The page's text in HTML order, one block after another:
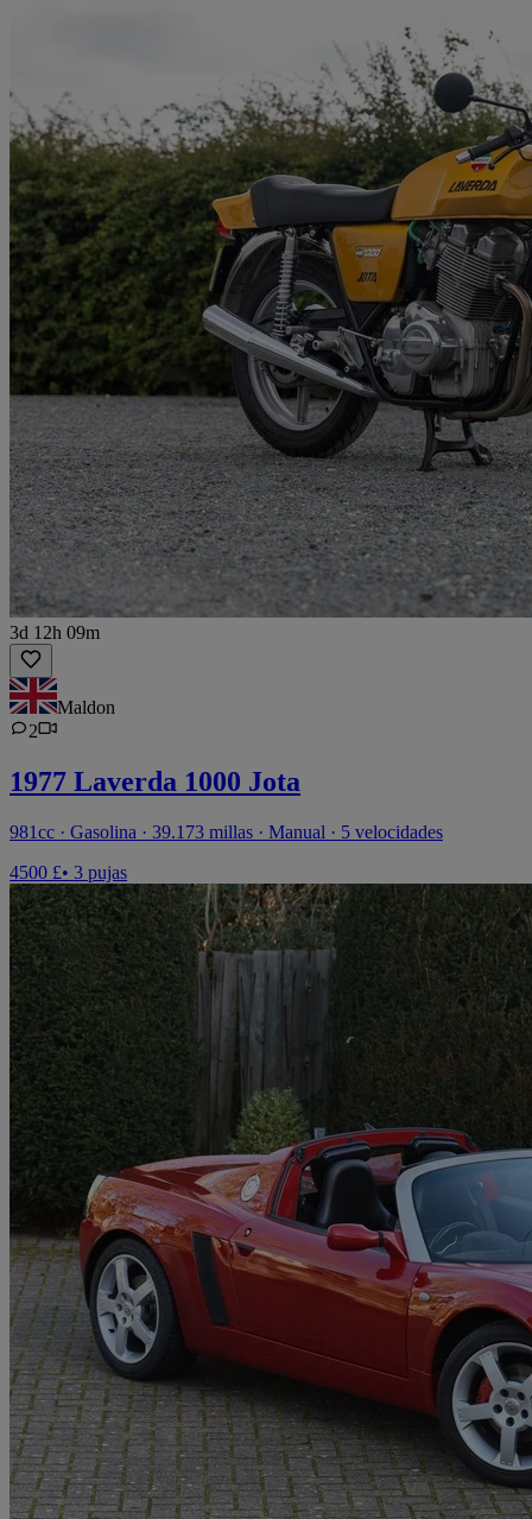
3d 12h 09m
Maldon
2
1977 Laverda 1000 Jota
981cc · Gasolina · 39.173 millas · Manual · 5 velocidades
4500 £• 3 pujas